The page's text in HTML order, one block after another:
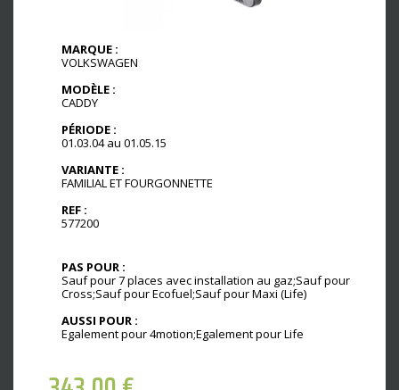
MARQUE :
VOLKSWAGEN
MODÈLE :
CADDY
PÉRIODE :
01.03.04 au 01.05.15
VARIANTE :
FAMILIAL ET FOURGONNETTE
REF :
577200
PAS POUR :
Sauf pour 7 places avec installation au gaz;Sauf pour
Cross;Sauf pour Ecofuel;Sauf pour Maxi (Life)
AUSSI POUR :
Egalement pour 4motion;Egalement pour Life